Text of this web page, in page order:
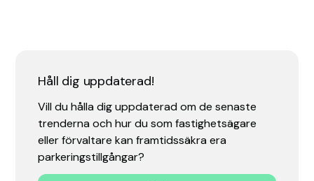
Håll dig uppdaterad!
Vill du hålla dig uppdaterad om de senaste
trenderna och hur du som fastighetsägare
eller förvaltare kan framtidssäkra era
parkeringstillgångar?